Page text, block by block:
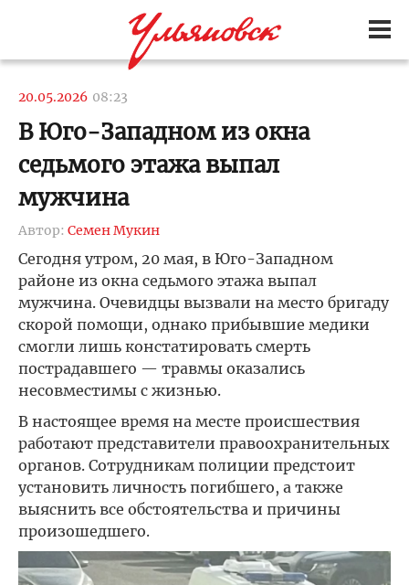
20.05.2026 08:23
В Юго-Западном из окна
седьмого этажа выпал
мужчина
Автор: Семен Мукин
Сегодня утром, 20 мая, в Юго-Западном
районе из окна седьмого этажа выпал
мужчина. Очевидцы вызвали на место бригаду
скорой помощи, однако прибывшие медики
смогли лишь констатировать смерть
пострадавшего — травмы оказались
несовместимы с жизнью.
В настоящее время на месте происшествия
работают представители правоохранительных
органов. Сотрудникам полиции предстоит
установить личность погибшего, а также
выяснить все обстоятельства и причины
произошедшего.